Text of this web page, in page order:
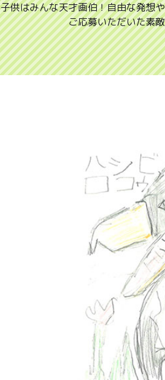
子供はみんな天才画伯！自由な発想
ご応募いただいた素